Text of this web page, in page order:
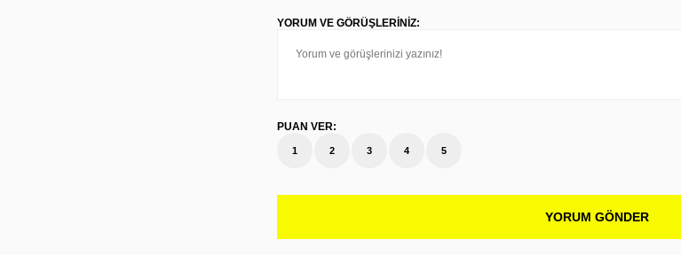
YORUM VE GÖRÜŞLERINIZ:
PUAN VER:
1 2 3 4 5
YORUM GÖNDER